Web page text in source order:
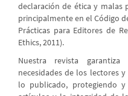
declaración de ética y malas
principalmente en el Código
Prácticas para Editores de
Ethics, 2011).
Nuestra revista
necesidades de los lectores
lo publicado, protegiendo